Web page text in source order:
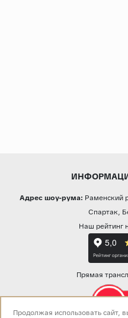
Адрес шоу-рума: Раменский
Спартак,
Наш рейтинг
Прямая
Продолжая использовать сайт,